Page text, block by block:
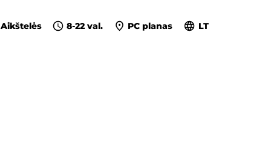
Aikštelės 8-22 val. PC planas LT